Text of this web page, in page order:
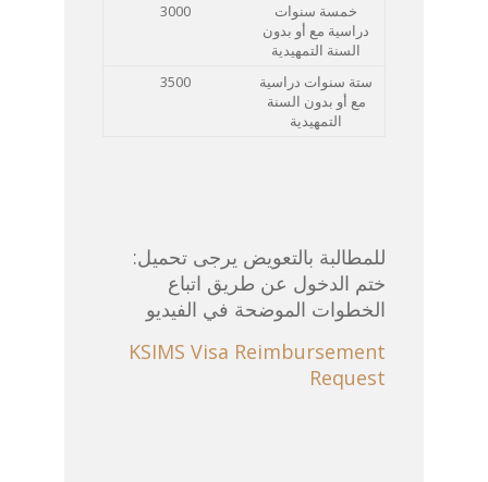
3000
خمسة سنوات
دراسية مع أو بدون
السنة التمهيدية
3500
ستة سنوات دراسية
مع أو بدون السنة
التمهيدية
:للمطالبة بالتعويض يرجى تحميل
ختم الدخول عن طريق اتباع
الخطوات الموضحة في الفيديو
KSIMS Visa Reimbursement
Request